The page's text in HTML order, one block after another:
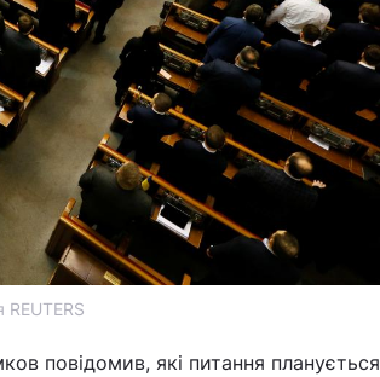
REUTERS
повідомив, які питання планується